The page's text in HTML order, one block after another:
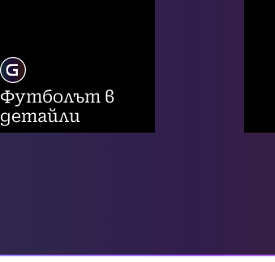
Футболът в
детайли